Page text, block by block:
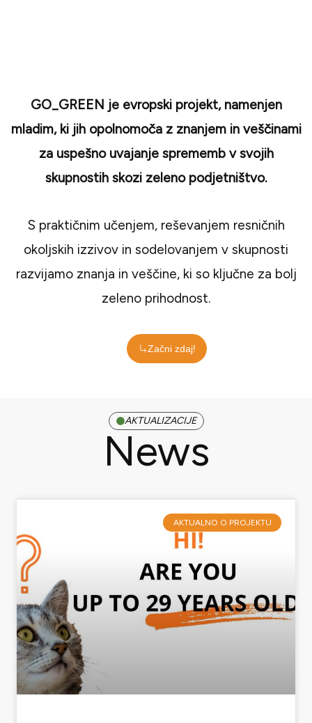
GO_GREEN je evropski projekt, namenjen
mladim, ki jih opolnomoča z znanjem in veščinami
za uspešno uvajanje sprememb v svojih
skupnostih skozi zeleno podjetništvo.
S praktičnim učenjem, reševanjem resničnih
okoljskih izzivov in sodelovanjem v skupnosti
razvijamo znanja in veščine, ki so ključne za bolj
zeleno prihodnost.
Začni zdaj!
AKTUALIZACIJE
News
AKTUALNO O PROJEKTU